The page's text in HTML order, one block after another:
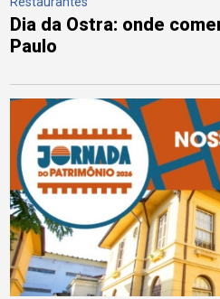
Dia da Ostra: onde
Paulo